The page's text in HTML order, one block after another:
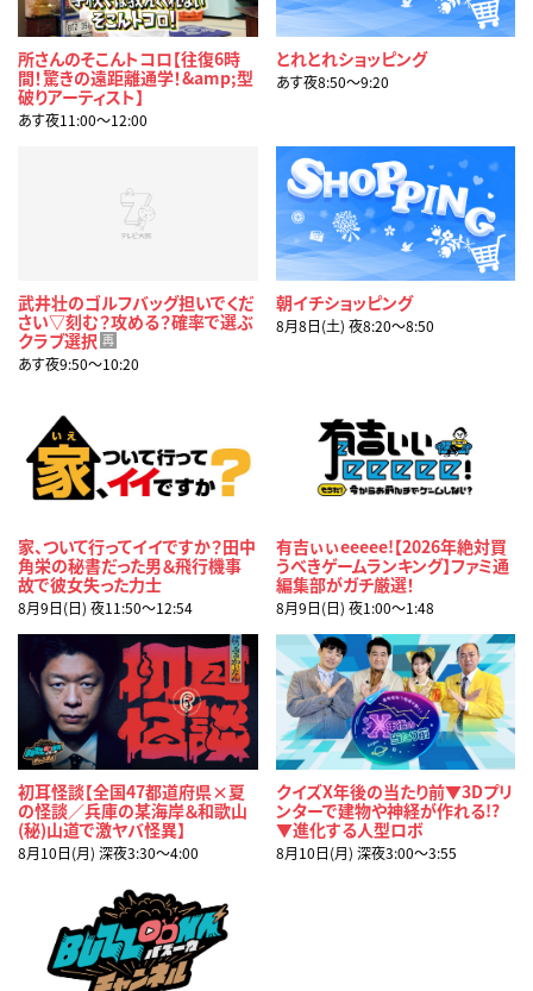
所さんのそこんトコロ【往復6時
間！驚きの遠距離通学！&amp;型
破りアーティスト】
あす夜11:00〜12:00
とれとれショッピング
あす夜8:50〜9:20
武井壮のゴルフバッグ担いでくだ
さい▽刻む？攻める？確率で選ぶ
クラブ選択 再
あす夜9:50〜10:20
朝イチショッピング
8月8日(土) 夜8:20〜8:50
家、ついて行ってイイですか？田中
角栄の秘書だった男＆飛行機事
故で彼女失った力士
8月9日(日) 夜11:50〜12:54
有吉ぃぃeeeee!【2026年絶対買
うべきゲームランキング】ファミ通
編集部がガチ厳選！
8月9日(日) 夜1:00〜1:48
初耳怪談【全国47都道府県×夏
の怪談／兵庫の某海岸＆和歌山
(秘)山道で激ヤバ怪異】
8月10日(月) 深夜3:30〜4:00
クイズX年後の当たり前▼3Dプリ
ンターで建物や神経が作れる!?
▼進化する人型ロボ
8月10日(月) 深夜3:00〜3:55